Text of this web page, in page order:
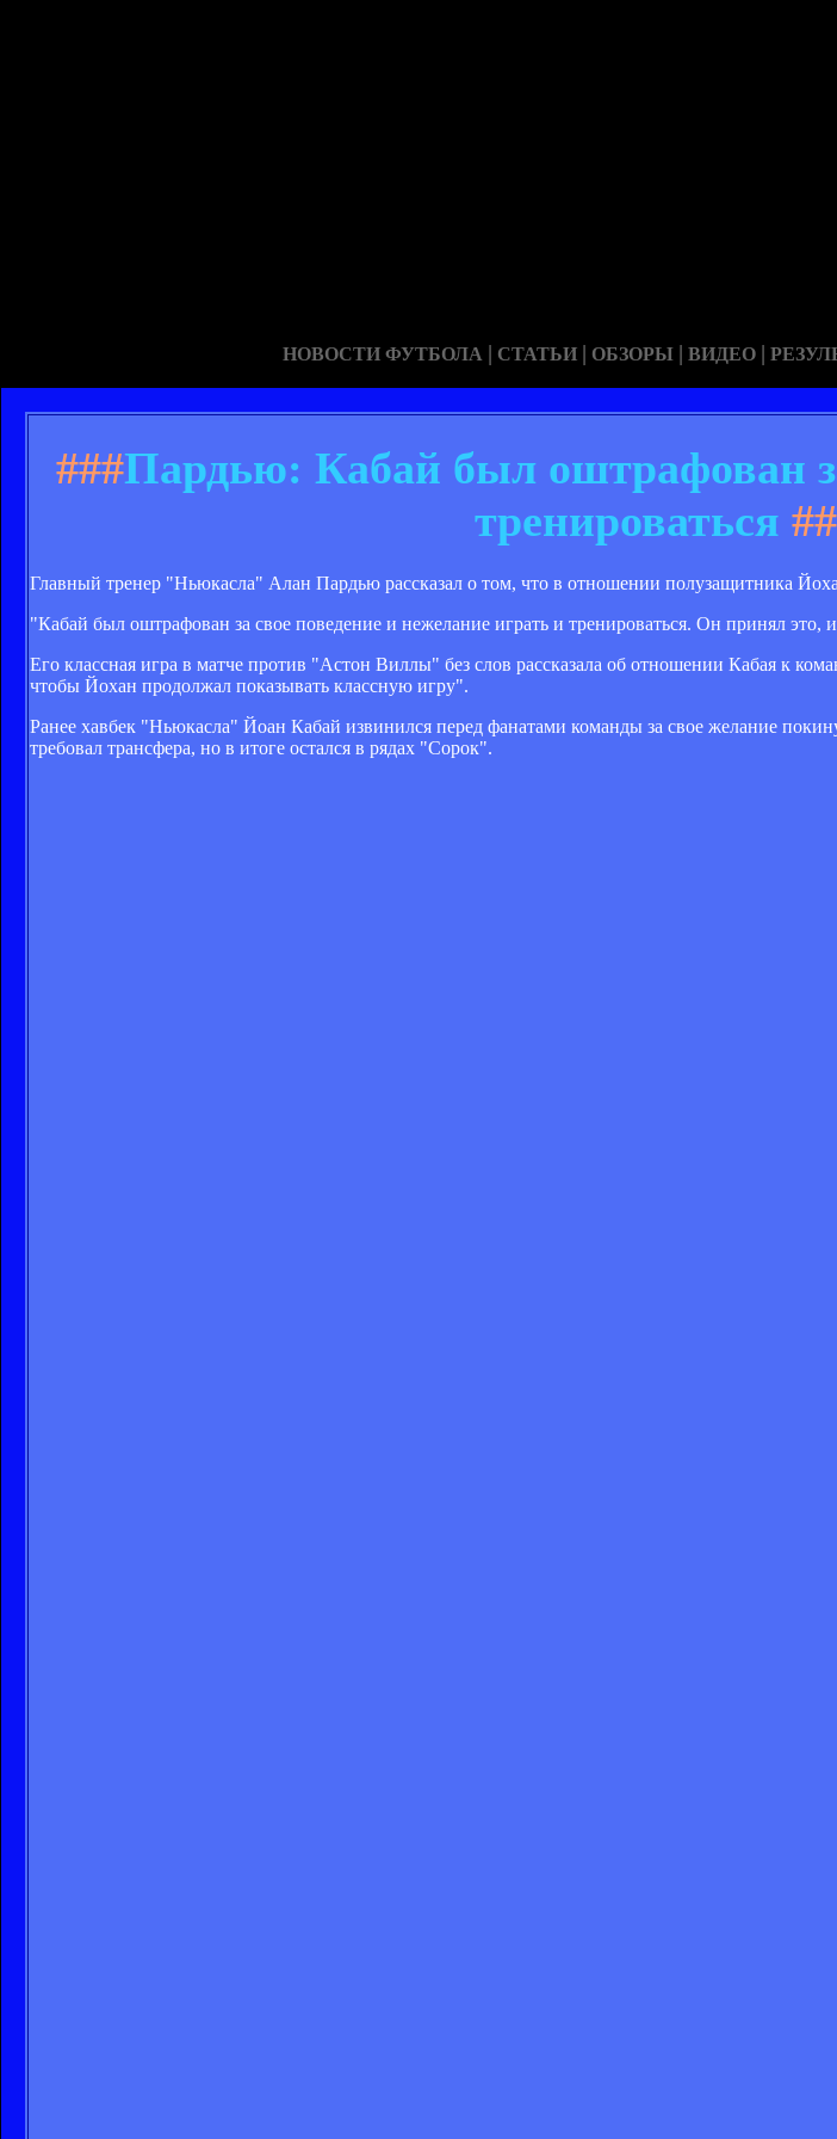
НОВОСТИ ФУТБОЛА | СТАТЬИ | ОБЗОРЫ | ВИДЕО |
###Пардью: Кабай был оштрафован
тренироваться
Главный тренер "Ньюкасла" Алан Пардью рассказал о том, что в отношении полузащитника
"Кабай был оштрафован за свое поведение и нежелание играть и тренироваться. Он принял
Его классная игра в матче против "Астон Виллы" без слов рассказала об отношении Кабая к
чтобы Йохан продолжал показывать классную игру".
Ранее хавбек "Ньюкасла" Йоан Кабай извинился перед фанатами команды за свое желание
требовал трансфера, но в итоге остался в рядах "Сорок".